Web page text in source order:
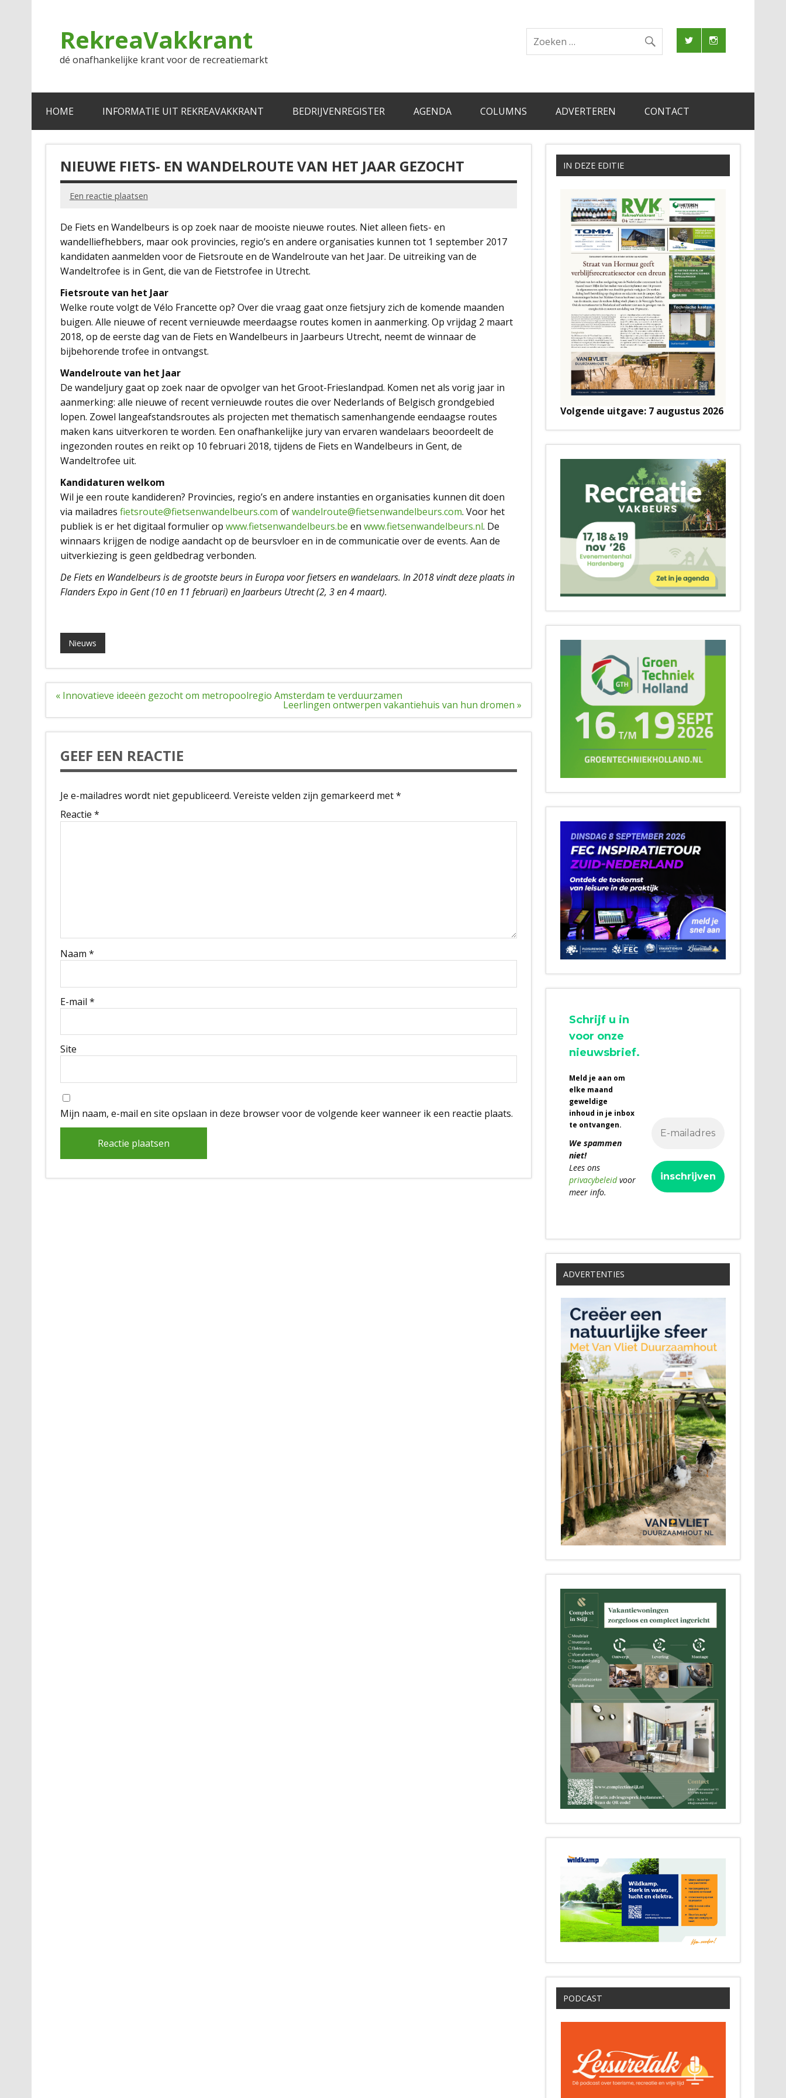
RekreaVakkrant
dé onafhankelijke krant voor de recreatiemarkt
HOME INFORMATIE UIT REKREAVAKKRANT BEDRIJVENREGISTER AGENDA COLUMNS ADVERTEREN CONTACT
NIEUWE FIETS- EN WANDELROUTE VAN HET JAAR GEZOCHT
Een reactie plaatsen
De Fiets en Wandelbeurs is op zoek naar de mooiste nieuwe routes. Niet alleen fiets- en
wandelliefhebbers, maar ook provincies, regio’s en andere organisaties kunnen tot 1 september 2017
kandidaten aanmelden voor de Fietsroute en de Wandelroute van het Jaar. De uitreiking van de
Wandeltrofee is in Gent, die van de Fietstrofee in Utrecht.
Fietsroute van het Jaar
Welke route volgt de Vélo Francette op? Over die vraag gaat onze fietsjury zich de komende maanden
buigen. Alle nieuwe of recent vernieuwde meerdaagse routes komen in aanmerking. Op vrijdag 2 maart
2018, op de eerste dag van de Fiets en Wandelbeurs in Jaarbeurs Utrecht, neemt de winnaar de
bijbehorende trofee in ontvangst.
Wandelroute van het Jaar
De wandeljury gaat op zoek naar de opvolger van het Groot-Frieslandpad. Komen net als vorig jaar in
aanmerking: alle nieuwe of recent vernieuwde routes die over Nederlands of Belgisch grondgebied
lopen. Zowel langeafstandsroutes als projecten met thematisch samenhangende eendaagse routes
maken kans uitverkoren te worden. Een onafhankelijke jury van ervaren wandelaars beoordeelt de
ingezonden routes en reikt op 10 februari 2018, tijdens de Fiets en Wandelbeurs in Gent, de
Wandeltrofee uit.
Kandidaturen welkom
Wil je een route kandideren? Provincies, regio’s en andere instanties en organisaties kunnen dit doen
via mailadres fietsroute@fietsenwandelbeurs.com ofwandelroute@fietsenwandelbeurs.com. Voor het
publiek is er het digitaal formulier op www.fietsenwandelbeurs.be en www.fietsenwandelbeurs.nl. De
winnaars krijgen de nodige aandacht op de beursvloer en in de communicatie over de events. Aan de
uitverkiezing is geen geldbedrag verbonden.
De Fiets en Wandelbeurs is de grootste beurs in Europa voor fietsers en wandelaars. In 2018 vindt deze plaats in
Flanders Expo in Gent (10 en 11 februari) en Jaarbeurs Utrecht (2, 3 en 4 maart).
Nieuws
Bericht
« Innovatieve ideeën gezocht om metropoolregio Amsterdam te verduurzamen
Leerlingen ontwerpen vakantiehuis van hun dromen »
GEEF EEN REACTIE
Je e-mailadres wordt niet gepubliceerd. Vereiste velden zijn gemarkeerd met*
Reactie *
Naam *
E-mail *
Site
Mijn naam, e-mail en site opslaan in deze browser voor de volgende keer wanneer ik een reactie plaats.
Alternative:
IN DEZE EDITIE
Volgende uitgave: 7 augustus 2026
Schrijf u in
voor onze
nieuwsbrief.
Meld je aan om
elke maand
geweldige
inhoud in je inbox
te ontvangen.
We spammen
niet!
Lees ons
privacybeleidvoor
meer info.
ADVERTENTIES
PODCAST